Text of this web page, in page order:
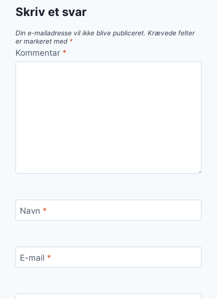
Skriv et svar
Din e-mailadresse vil ikke blive publiceret. Krævede felter
er markeret med *
Kommentar *
Navn *
E-mail *